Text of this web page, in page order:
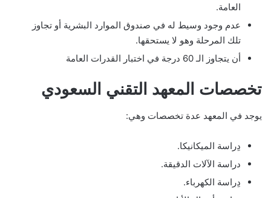
العامة.
عدم وجود وسيط له في صندوق الموارد البشرية أو تجاوز
تلك المرحلة وهو لا يستحقها.
أن يتجاوز الـ 60 درجة في اختبار القدرات العامة
تخصصات المعهد التقني السعودي
يوجد في المعهد عدة تخصصات وهي:
دِراسة الميكانيكا.
دراسة الآلات الدقيقة.
دِراسة الكهرباء.